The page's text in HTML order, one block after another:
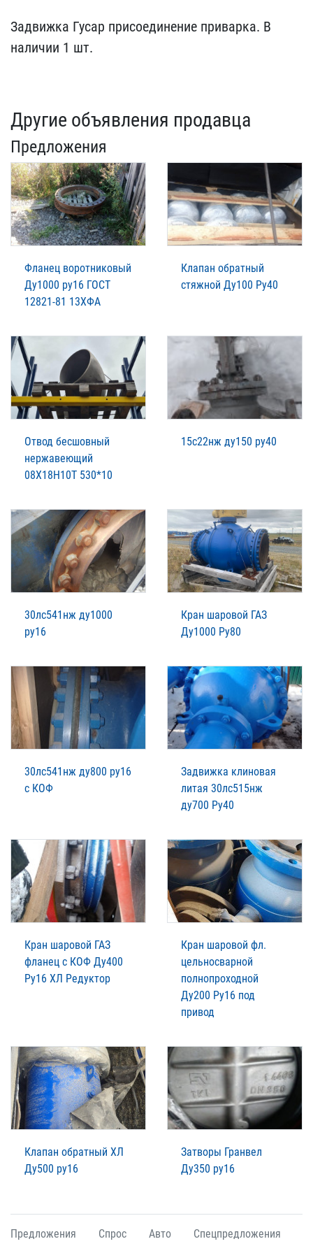
Задвижка Гусар присоедин​ение приварка. В
наличии​ 1 шт.
Другие объявления продавца
Предложения
Фланец воротниковый
Ду1000 ру16 ГОСТ
12821-81 13ХФА
Клапан обратный
стяжной Ду100 Ру40
Отвод бесшовный
нержавеющий
08Х18Н10Т 530*10
15с22нж ду150 ру40
30лс541нж ду1000
ру16
Кран шаровой ГАЗ
Ду1000 Ру80
30лс541нж ду800 ру16
с КОФ
Задвижка клиновая
литая 30лс515нж
ду700 Ру40
Кран шаровой ГАЗ
фланец с КОФ Ду400
Ру16 ХЛ Редуктор
Кран шаровой фл.
цельносварной
полнопроходной
Ду200 Ру16 под
привод
Клапан обратный ХЛ
Ду500 ру16
Затворы Гранвел
Ду350 ру16
Предложения Спрос Авто Спецпредложения